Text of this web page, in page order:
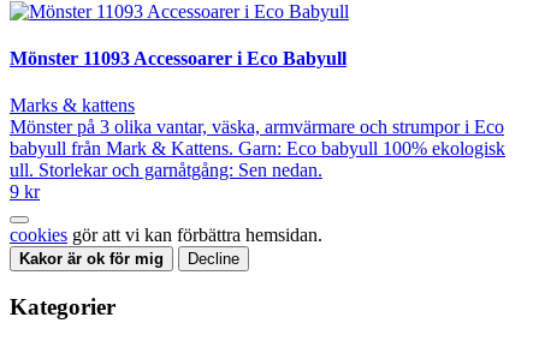
Mönster 11093 Accessoarer i Eco Babyull
Marks & kattens
Mönster på 3 olika vantar, väska, armvärmare och strumpor i Eco
babyull från Mark & Kattens. Garn: Eco babyull 100% ekologisk
ull. Storlekar och garnåtgång: Sen nedan.
9 kr
cookies gör att vi kan förbättra hemsidan.
Kakor är ok för mig Decline
Kategorier